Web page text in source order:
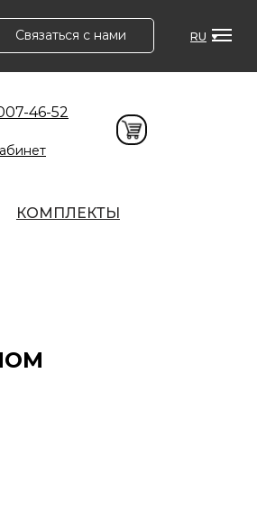
Связаться с нами RU
46-52
КОМПЛЕКТЫ